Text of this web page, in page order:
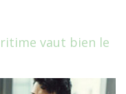
vaut bien le